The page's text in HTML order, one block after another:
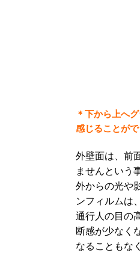
＊下から上へ
感じることが
外壁面は、前
ませんという
外からの光や
ンフィルムは
通行人の目の
断感が少なく
なることもな